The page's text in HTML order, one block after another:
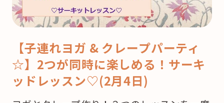
【子連れヨガ & クレープパーティ
☆】2つが同時に楽しめる！サーキ
ッドレッスン♡(2月4日)